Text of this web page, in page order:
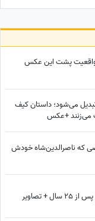
واقعیت پشت این عکس
می‌شود؛ داستان کیف
عکسی خصوصی که ناصرالدین‌شاه خودش
تصاویر